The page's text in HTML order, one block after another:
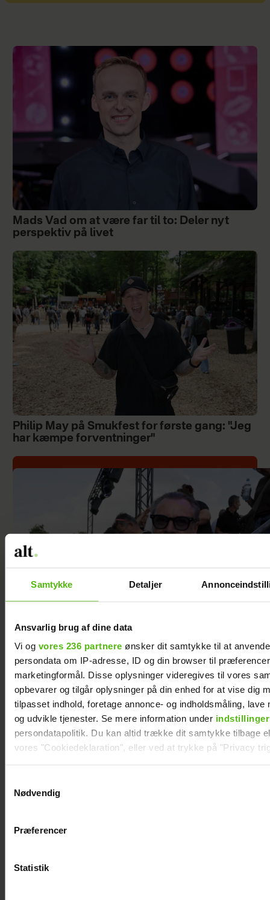
Samtykke Detaljer
Ansvarlig brug af dine data
Vi og vores 236 partnere ønsker dit samtykke til at
persondata om IP-adresse, ID og din browser til
marketingformål. Disse oplysninger videregives til vores
opbevarer og tilgår oplysninger på din enhed for at vise dig
tilpasset indhold, foretage annonce- og indholdsmåling, lave
og udvikle tjenester. Se mere information under indstillinger
persondatapolitik. Du kan altid trække dit samtykke tilbage
vores "Cookiedeklaration", eller ved at trykke på "Privacy
Vi anvender egne cookies og cookies fra tredjeparter til at
generere statistik og huske dine præferencer samt til brug
Nødvendig
Præferencer
Statistik
Mads Vad om at være far til to: Deler nyt
perspektiv på livet
Philip May på Smukfest for første gang: "Jeg
har kæmpe forventninger"
Se billedet: Så meget
har Lars Elbæk tabt
sig